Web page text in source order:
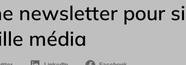
newsletter pour
média